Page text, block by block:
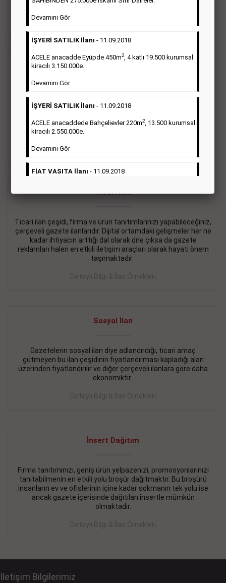
Detaylı Bilgi & İlan Örnekleri
Vasıta İlanı
Sarı sayfa ilanlar alım- satım, duyuru, mini reklam şeklinde
ifade edilebilen ilanlardır. Gazetelerin tirajını önemli ölçüde
etkilerler ve gazete gelirlerinin de önemli bir bölümünü
oluştururlar.Sabah sarı sayfa eleman ilanlarında 6 kelime
sayısı şartı aranmamaktadır.
Detaylı Bilgi & İlan Örnekleri
Ticari İlan
Ticari ilan çeşidi, firma ve ürün tanıtımlarınızı yapabileceğiniz,
çerçeveli gazete ilanlarıdır. Dijital ortamdaki gelişmeler her ne
kadar ihtiyacın arttığı dal olarak öne çıksa da gazete
reklamları halen en etkili iletişim araçları olarak hayati önem
taşımaktadır.
Detaylı Bilgi & İlan Örnekleri
Sosyal İlan
Gazetelerin sosyal ilan diye adlandırdığı, ticari amaç
gütmeyen bu ilan çeşidinin fiyatlandırması kapladığı alan
üzerinden fiyatlandırılır ve diğer çerçeveli ilanlara göre daha
ekonomiktir.
Detaylı Bilgi & İlan Örnekleri
İnsert Dağıtım
Firma tanıtımınızı, geniş ürün yelpazenizi, promosyonlarınızı
tanıtabilmenin en etkili yolu broşür dağıtmaktır. Bu broşürü
insanların ev ve ofislerinin içine kadar sokmanın tek yolu ise
ancak gazete içerisinde dağıtılan insertle mümkün
olmaktadır.
Detaylı Bilgi & İlan Örnekleri
İletişim Bilgilerimiz
Devamını Gör
İŞYERİ SATILIK İlanı - 11.09.2018
ACELE anacadde Eyüpde 450m2, 4 katlı 19.500 kurumsal
kiracılı 3.150.000e.
Devamını Gör
İŞYERİ SATILIK İlanı - 11.09.2018
ACELE anacaddede Bahçelievler 220m2, 13.500 kurumsal
kiracılı 2.550.000e.
Devamını Gör
FİAT VASITA İlanı - 11.09.2018
2.800.000e kurumsal mağaza.
BAKIRKÖY SATILIK İlanı- 11.09.2018
KARTALTEPEde kelepir 2+ 1 satılık daire
İŞYERİ KİRALIK İlanı - 11.09.2018
BEYLİKDÜZÜ Kavaklıda 4 katlı bina
DEVREMÜLK KİRALIK İlanı- 11.09.2018
SİNYE Tekstile Şoförlüğü olan 35 yaşını aşmamış, Depo
elemanı alınacaktır. Osmanbey, Şişli
Devamını Gör